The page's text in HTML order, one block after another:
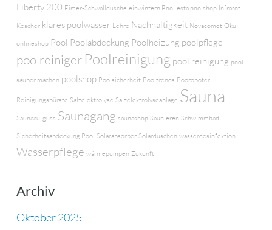
Liberty 200 Eimer-Schwalldusche einwintern Pool esta poolshop Infrarot
Kescher klares poolwasser Lehre Nachhaltigkeit Novacomet Oku
onlineshop Pool Poolabdeckung Poolheizung poolpflege
poolreiniger Poolreinigung pool reinigung pool
sauber machen poolshop Poolsicherheit Pooltrends Pooroboter
Reinigungsbürste Salzelektrolyse Salzelektrolyseanlage Sauna
Saunaaufguss Saunagang saunashop Saunieren Schwimmbad
Sicherheitsabdeckung Pool Solarabsorber Solarduschen wasserdesinfektion
Wasserpflege wärmepumpen Zukunft
Archiv
Oktober 2025